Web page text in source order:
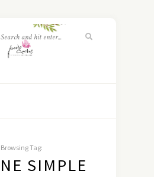
Browsing Tag:
SIMPLE